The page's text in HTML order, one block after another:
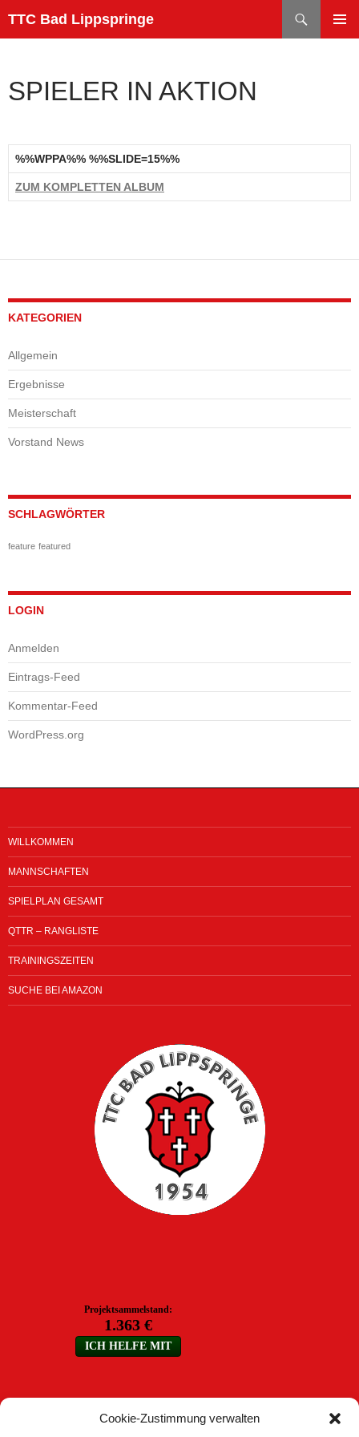
Cookie-Zustimmung verwalten
Inhalt
TTC Bad Lippspringe
SPIELER IN AKTION
%%WPPA%% %%SLIDE=15%%
ZUM KOMPLETTEN ALBUM
KATEGORIEN
Allgemein
Ergebnisse
Meisterschaft
Vorstand News
SCHLAGWÖRTER
feature featured
LOGIN
Anmelden
Eintrags-Feed
Kommentar-Feed
WordPress.org
WILLKOMMEN
MANNSCHAFTEN
SPIELPLAN GESAMT
QTTR – RANGLISTE
TRAININGSZEITEN
SUCHE BEI AMAZON